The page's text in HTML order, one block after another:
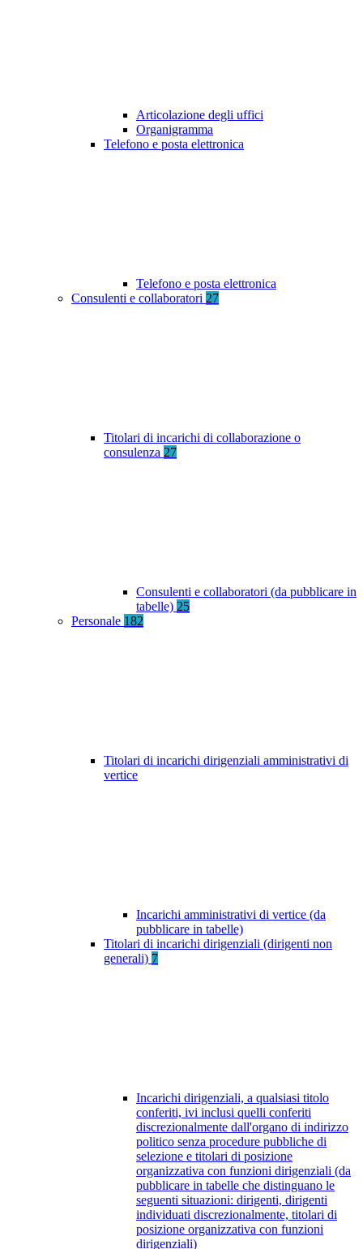
Articolazione degli uffici
Organigramma
Telefono e posta elettronica
Telefono e posta elettronica
Consulenti e collaboratori 27
Titolari di incarichi di collaborazione o
consulenza 27
Consulenti e collaboratori (da pubblicare in
tabelle) 25
Personale 182
Titolari di incarichi dirigenziali amministrativi di
vertice
Incarichi amministrativi di vertice (da
pubblicare in tabelle)
Titolari di incarichi dirigenziali (dirigenti non
generali) 7
Incarichi dirigenziali, a qualsiasi titolo
conferiti, ivi inclusi quelli conferiti
discrezionalmente dall'organo di indirizzo
politico senza procedure pubbliche di
selezione e titolari di posizione
organizzativa con funzioni dirigenziali (da
pubblicare in tabelle che distinguano le
seguenti situazioni: dirigenti, dirigenti
individuati discrezionalmente, titolari di
posizione organizzativa con funzioni
dirigenziali)